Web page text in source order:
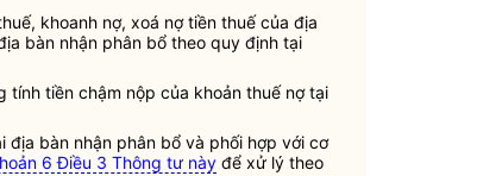
khoanh nợ, xoá nợ tiền thuế của địa
bàn nhận phân bổ theo quy định tại
tính tiền chậm nộp của khoản thuế nợ tại
địa bàn nhận phân bổ và phối hợp với cơ
6 Điều 3 Thông tư này để xử lý theo